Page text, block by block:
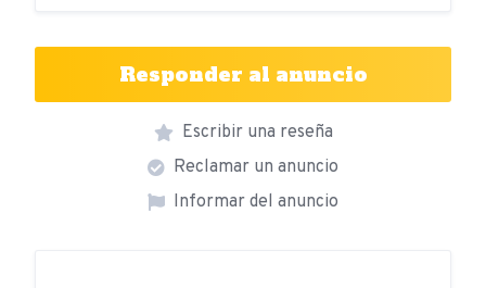
Responder al anuncio
Escribir una reseña
Reclamar un anuncio
Informar del anuncio